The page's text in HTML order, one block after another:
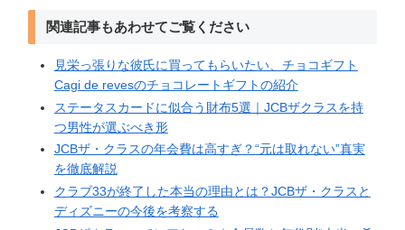
関連記事もあわせてご覧ください
見栄っ張りな彼氏に買ってもらいたい、チョコギフト
Cagi de revesのチョコレートギフトの紹介
ステータスカードに似合う財布5選｜JCBザクラスを持
つ男性が選ぶべき形
JCBザ・クラスの年会費は高すぎ？“元は取れない”真実
を徹底解説
クラブ33が終了した本当の理由とは？JCBザ・クラスと
ディズニーの今後を考察する